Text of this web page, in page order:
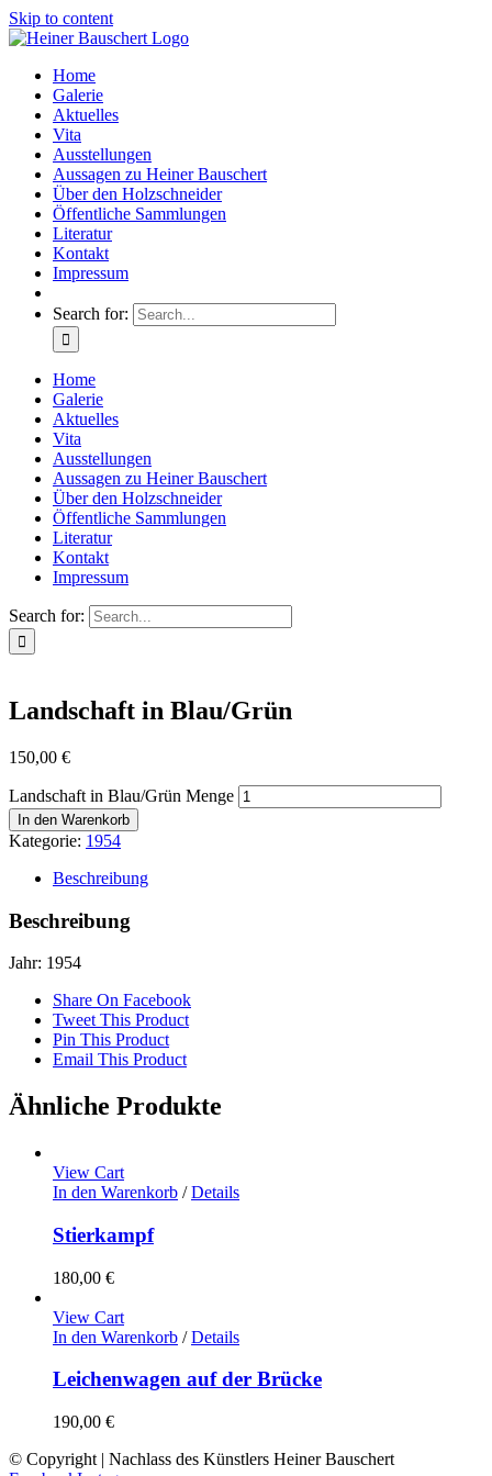
Skip to content
Home
Galerie
Aktuelles
Vita
Ausstellungen
Aussagen zu Heiner Bauschert
Über den Holzschneider
Öffentliche Sammlungen
Literatur
Kontakt
Impressum
Search for:
Home
Galerie
Aktuelles
Vita
Ausstellungen
Aussagen zu Heiner Bauschert
Über den Holzschneider
Öffentliche Sammlungen
Literatur
Kontakt
Impressum
Search for:
Landschaft in Blau/Grün
150,00 €
Landschaft in Blau/Grün Menge
In den Warenkorb
Kategorie: 1954
Beschreibung
Beschreibung
Jahr: 1954
Share On Facebook
Tweet This Product
Pin This Product
Email This Product
Ähnliche Produkte
View Cart
In den Warenkorb / Details
Stierkampf
180,00 €
View Cart
In den Warenkorb / Details
Leichenwagen auf der Brücke
190,00 €
© Copyright | Nachlass des Künstlers Heiner Bauschert